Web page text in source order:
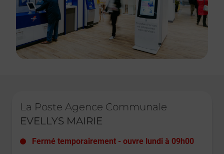
La Poste Agence Communale
EVELLYS MAIRIE
Fermé temporairement - ouvre lundi à 09h00